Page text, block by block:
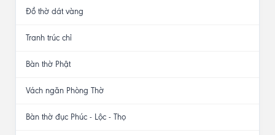
Đồ thờ dát vàng
Tranh trúc chỉ
Bàn thờ Phật
Vách ngăn Phòng Thờ
Bàn thờ đục Phúc - Lộc - Thọ